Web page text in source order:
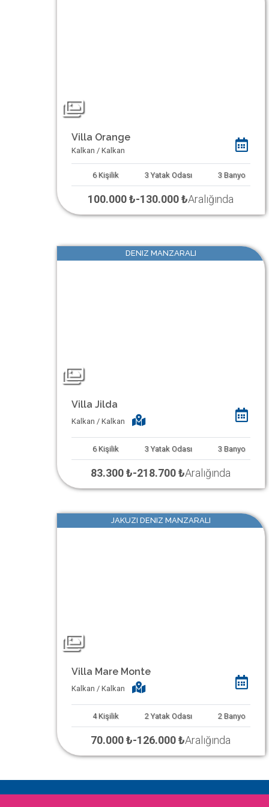
Villa Orange
Kalkan / Kalkan
6 Kişilik 3 Yatak Odası 3 Banyo
100.000 ₺-130.000 ₺Aralığında
DENIZ MANZARALI
Villa Jilda
Kalkan / Kalkan
6 Kişilik 3 Yatak Odası 3 Banyo
83.300 ₺-218.700 ₺Aralığında
JAKUZI DENIZ MANZARALI
Villa Mare Monte
Kalkan / Kalkan
4 Kişilik 2 Yatak Odası 2 Banyo
70.000 ₺-126.000 ₺Aralığında